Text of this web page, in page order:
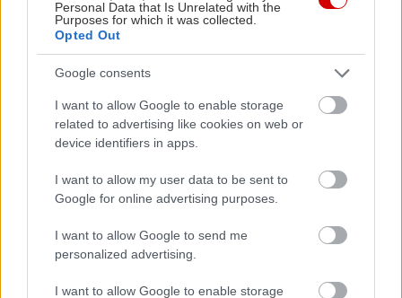
Personal Data that Is Unrelated with the
Purposes for which it was collected.
Opted Out
Google consents
I want to allow Google to enable storage
related to advertising like cookies on web or
device identifiers in apps.
I want to allow my user data to be sent to
Google for online advertising purposes.
I want to allow Google to send me
personalized advertising.
I want to allow Google to enable storage
Διαβάστε επίσης